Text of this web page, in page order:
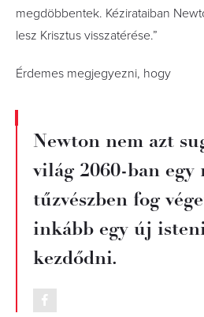
megdöbbentek. Kézirataiban
lesz Krisztus visszatérése.”
Érdemes megjegyezni, hogy
Newton nem azt
világ 2060-ban egy
tűzvészben fog
inkább egy új
kezdődni.